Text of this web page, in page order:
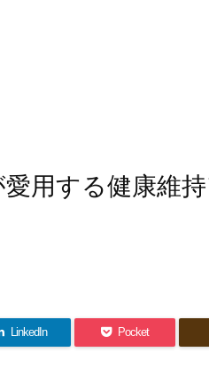
用する健康維
LinkedIn Pocket